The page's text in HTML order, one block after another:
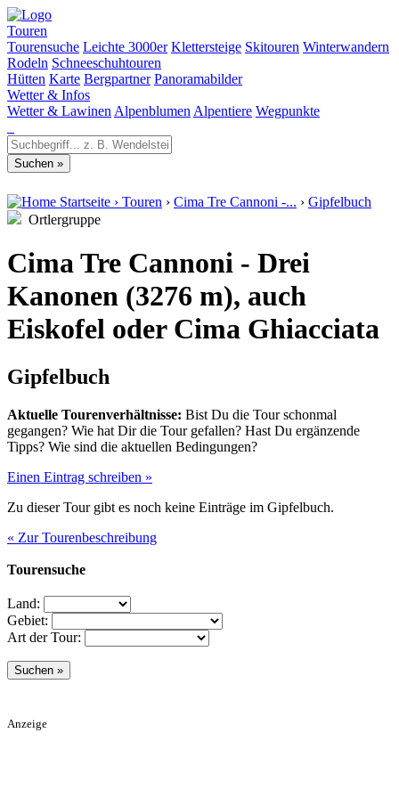
Touren
Tourensuche Leichte 3000er Klettersteige Skitouren Winterwandern
Rodeln Schneeschuhtouren
Hütten Karte Bergpartner Panoramabilder
Wetter & Infos
Wetter & Lawinen Alpenblumen Alpentiere Wegpunkte
Startseite › Touren › Cima Tre Cannoni -... › Gipfelbuch
Ortlergruppe
Cima Tre Cannoni - Drei
Kanonen (3276 m), auch
Eiskofel oder Cima Ghiacciata
Gipfelbuch
Aktuelle Tourenverhältnisse: Bist Du die Tour schonmal
gegangen? Wie hat Dir die Tour gefallen? Hast Du ergänzende
Tipps? Wie sind die aktuellen Bedingungen?
Einen Eintrag schreiben »
Zu dieser Tour gibt es noch keine Einträge im Gipfelbuch.
« Zur Tourenbeschreibung
Tourensuche
Land:
Gebiet:
Art der Tour:
Anzeige